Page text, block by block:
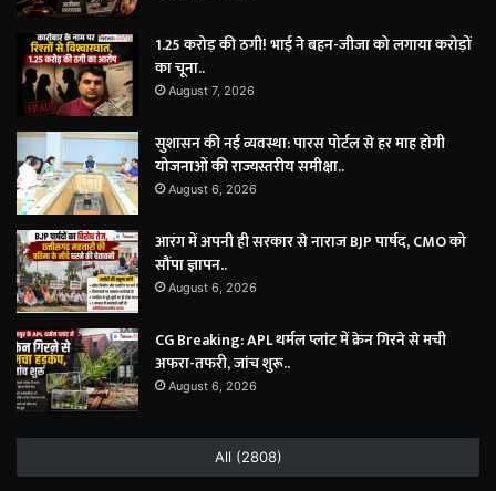
1.25 करोड़ की ठगी! भाई ने बहन-जीजा को लगाया करोड़ों
का चूना..
August 7, 2026
सुशासन की नई व्यवस्था: पारस पोर्टल से हर माह होगी
योजनाओं की राज्यस्तरीय समीक्षा..
August 6, 2026
आरंग में अपनी ही सरकार से नाराज BJP पार्षद, CMO को
सौंपा ज्ञापन..
August 6, 2026
CG Breaking: APL थर्मल प्लांट में क्रेन गिरने से मची
अफरा-तफरी, जांच शुरू..
August 6, 2026
All (2808)